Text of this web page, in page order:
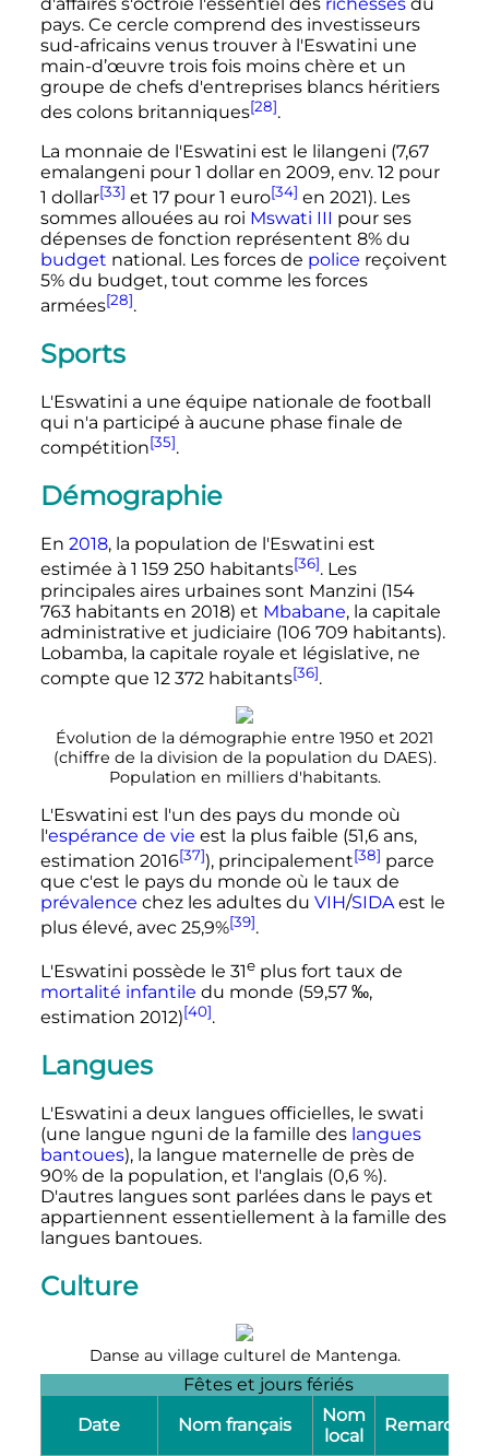
pays. Ce cercle comprend des investisseurs
sud-africains venus trouver à l'Eswatini une
main-d’œuvre trois fois moins chère et un
groupe de chefs d'entreprises blancs héritiers
des colons britanniques[28].
La monnaie de l'Eswatini est le lilangeni (7,67
emalangeni pour 1 dollaren 2009, env. 12 pour
1 dollar[33] et 17 pour 1 euro[34] en 2021). Les
sommes allouées au roi Mswati III pour ses
dépenses de fonction représentent 8% du
budget national. Les forces de police reçoivent
5% du budget, tout comme les forces
armées[28].
Sports
L'Eswatini a une équipe nationale de football
qui n'a participé à aucune phase finale de
compétition[35].
Démographie
En 2018, la population de l'Eswatini est
estimée à 1 159 250 habitants[36]. Les
principales aires urbaines sont Manzini (154
763 habitants en 2018) et Mbabane, la capitale
administrative et judiciaire (106 709 habitants).
Lobamba, la capitale royale et législative, ne
compte que 12 372 habitants[36].
Évolution de la démographie entre 1950 et 2021
(chiffre de la division de la population du DAES).
Population en milliers d'habitants.
L'Eswatini est l'un des pays du monde où
l'espérance de vie est la plus faible (51,6 ans,
estimation 2016[37]), principalement[38] parce
que c'est le pays du monde où le taux de
prévalence chez les adultes du VIH/SIDAest le
plus élevé, avec 25,9%[39].
L'Eswatini possède le 31e plusfort taux de
mortalité infantile du monde (59,57 ‰,
estimation 2012)[40].
Langues
L'Eswatini a deux langues officielles, le swati
(une langue nguni de la famille des langues
bantoues), la langue maternelle de près de
90% de la population, et l'anglais (0,6 %).
D'autres langues sont parlées dans le pays et
appartiennent essentiellement à la famille des
langues bantoues.
Culture
Danse au village culturel de Mantenga.
Fêtes et jours fériés
Date
Nom français
Nom
local
Remarques